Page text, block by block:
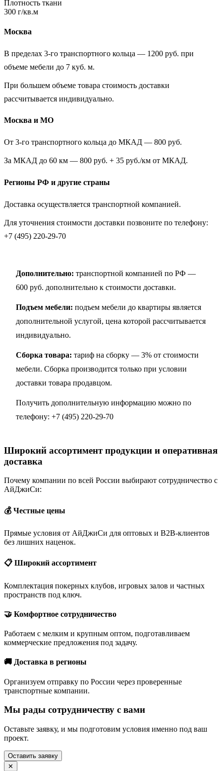
Плотность ткани
300 г/кв.м
Москва
В пределах 3-го транспортного кольца — 1200 руб. при
объеме мебели до 7 куб. м.
При большем объеме товара стоимость доставки
рассчитывается индивидуально.
Москва и МО
От 3-го транспортного кольца до МКАД — 800 руб.
За МКАД до 60 км — 800 руб. + 35 руб./км от МКАД.
Регионы РФ и другие страны
Доставка осуществляется транспортной компанией.
Для уточнения стоимости доставки позвоните по телефону:
+7 (495) 220-29-70
Дополнительно: транспортной компанией по РФ —
600 руб. дополнительно к стоимости доставки.
Подъем мебели: подъем мебели до квартиры является
дополнительной услугой, цена которой рассчитывается
индивидуально.
Сборка товара: тариф на сборку — 3% от стоимости
мебели. Сборка производится только при условии
доставки товара продавцом.
Получить дополнительную информацию можно по
телефону: +7 (495) 220-29-70
Широкий ассортимент продукции и оперативная
доставка
Почему компании по всей России выбирают сотрудничество с
АйДжиСи:
💰 Честные цены
Прямые условия от АйДжиСи для оптовых и B2B-клиентов
без лишних наценок.
📋 Широкий ассортимент
Комплектация покерных клубов, игровых залов и частных
пространств под ключ.
🤝 Комфортное сотрудничество
Работаем с мелким и крупным оптом, подготавливаем
коммерческие предложения под задачу.
🚚 Доставка в регионы
Организуем отправку по России через проверенные
транспортные компании.
Мы рады сотрудничеству с вами
Оставьте заявку, и мы подготовим условия именно под ваш
проект.
Оставить заявку
✕